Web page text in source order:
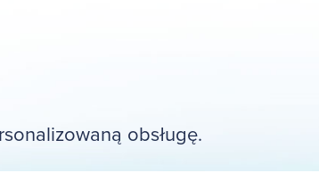
obsługę.